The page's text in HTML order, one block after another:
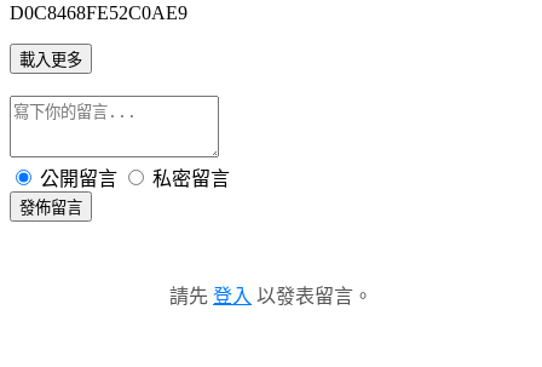
D0C8468FE52C0AE9
載入更多
公開留言 私密留言
發佈留言
請先 登入 以發表留言。